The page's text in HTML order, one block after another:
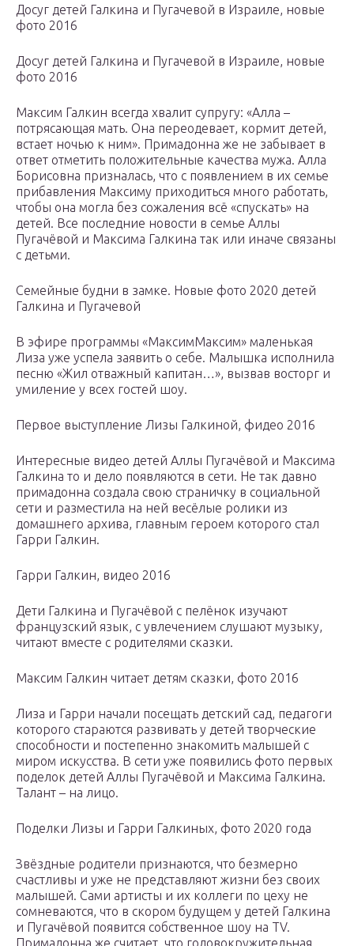
Досуг детей Галкина и Пугачевой в Израиле, новые
фото 2016
Досуг детей Галкина и Пугачевой в Израиле, новые
фото 2016
Максим Галкин всегда хвалит супругу: «Алла –
потрясающая мать. Она переодевает, кормит детей,
встает ночью к ним». Примадонна же не забывает в
ответ отметить положительные качества мужа. Алла
Борисовна призналась, что с появлением в их семье
прибавления Максиму приходиться много работать,
чтобы она могла без сожаления всё «спускать» на
детей. Все последние новости в семье Аллы
Пугачёвой и Максима Галкина так или иначе связаны
с детьми.
Семейные будни в замке. Новые фото 2020 детей
Галкина и Пугачевой
В эфире программы «МаксимМаксим» маленькая
Лиза уже успела заявить о себе. Малышка исполнила
песню «Жил отважный капитан…», вызвав восторг и
умиление у всех гостей шоу.
Первое выступление Лизы Галкиной, фидео 2016
Интересные видео детей Аллы Пугачёвой и Максима
Галкина то и дело появляются в сети. Не так давно
примадонна создала свою страничку в социальной
сети и разместила на ней весёлые ролики из
домашнего архива, главным героем которого стал
Гарри Галкин.
Гарри Галкин, видео 2016
Дети Галкина и Пугачёвой с пелёнок изучают
французский язык, с увлечением слушают музыку,
читают вместе с родителями сказки.
Максим Галкин читает детям сказки, фото 2016
Лиза и Гарри начали посещать детский сад, педагоги
которого стараются развивать у детей творческие
способности и постепенно знакомить малышей с
миром искусства. В сети уже появились фото первых
поделок детей Аллы Пугачёвой и Максима Галкина.
Талант – на лицо.
Поделки Лизы и Гарри Галкиных, фото 2020 года
Звёздные родители признаются, что безмерно
счастливы и уже не представляют жизни без своих
малышей. Сами артисты и их коллеги по цеху не
сомневаются, что в скором будущем у детей Галкина
и Пугачёвой появится собственное шоу на TV.
Примадонна же считает, что головокружительная